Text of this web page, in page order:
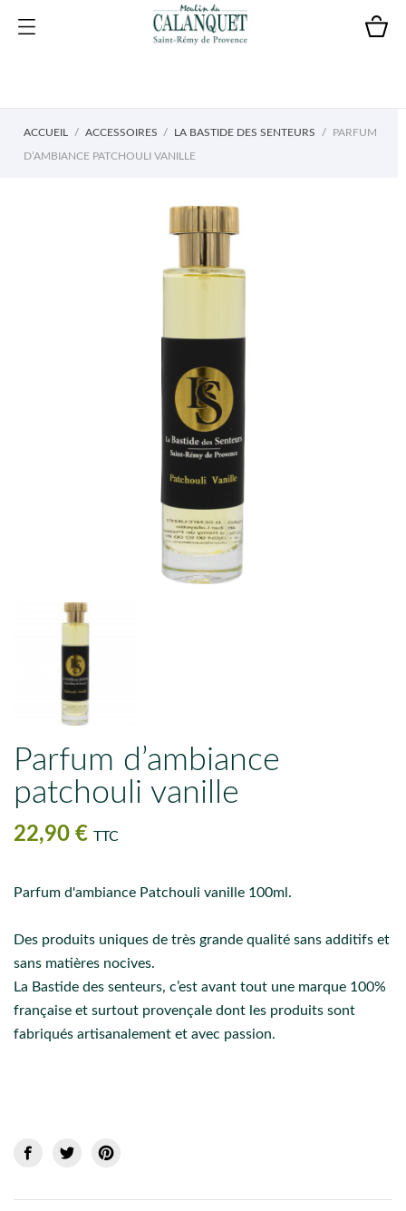
ACCUEIL ACCESSOIRES LA BASTIDE DES SENTEURS PARFUM
D’AMBIANCE PATCHOULI VANILLE
Parfum d’ambiance
patchouli vanille
22,90 € TTC
Parfum d'ambiance Patchouli vanille 100ml.
Des produits uniques de très grande qualité sans additifs et
sans matières nocives.
La Bastide des senteurs, c’est avant tout une marque 100%
française et surtout provençale dont les produits sont
fabriqués artisanalement et avec passion.